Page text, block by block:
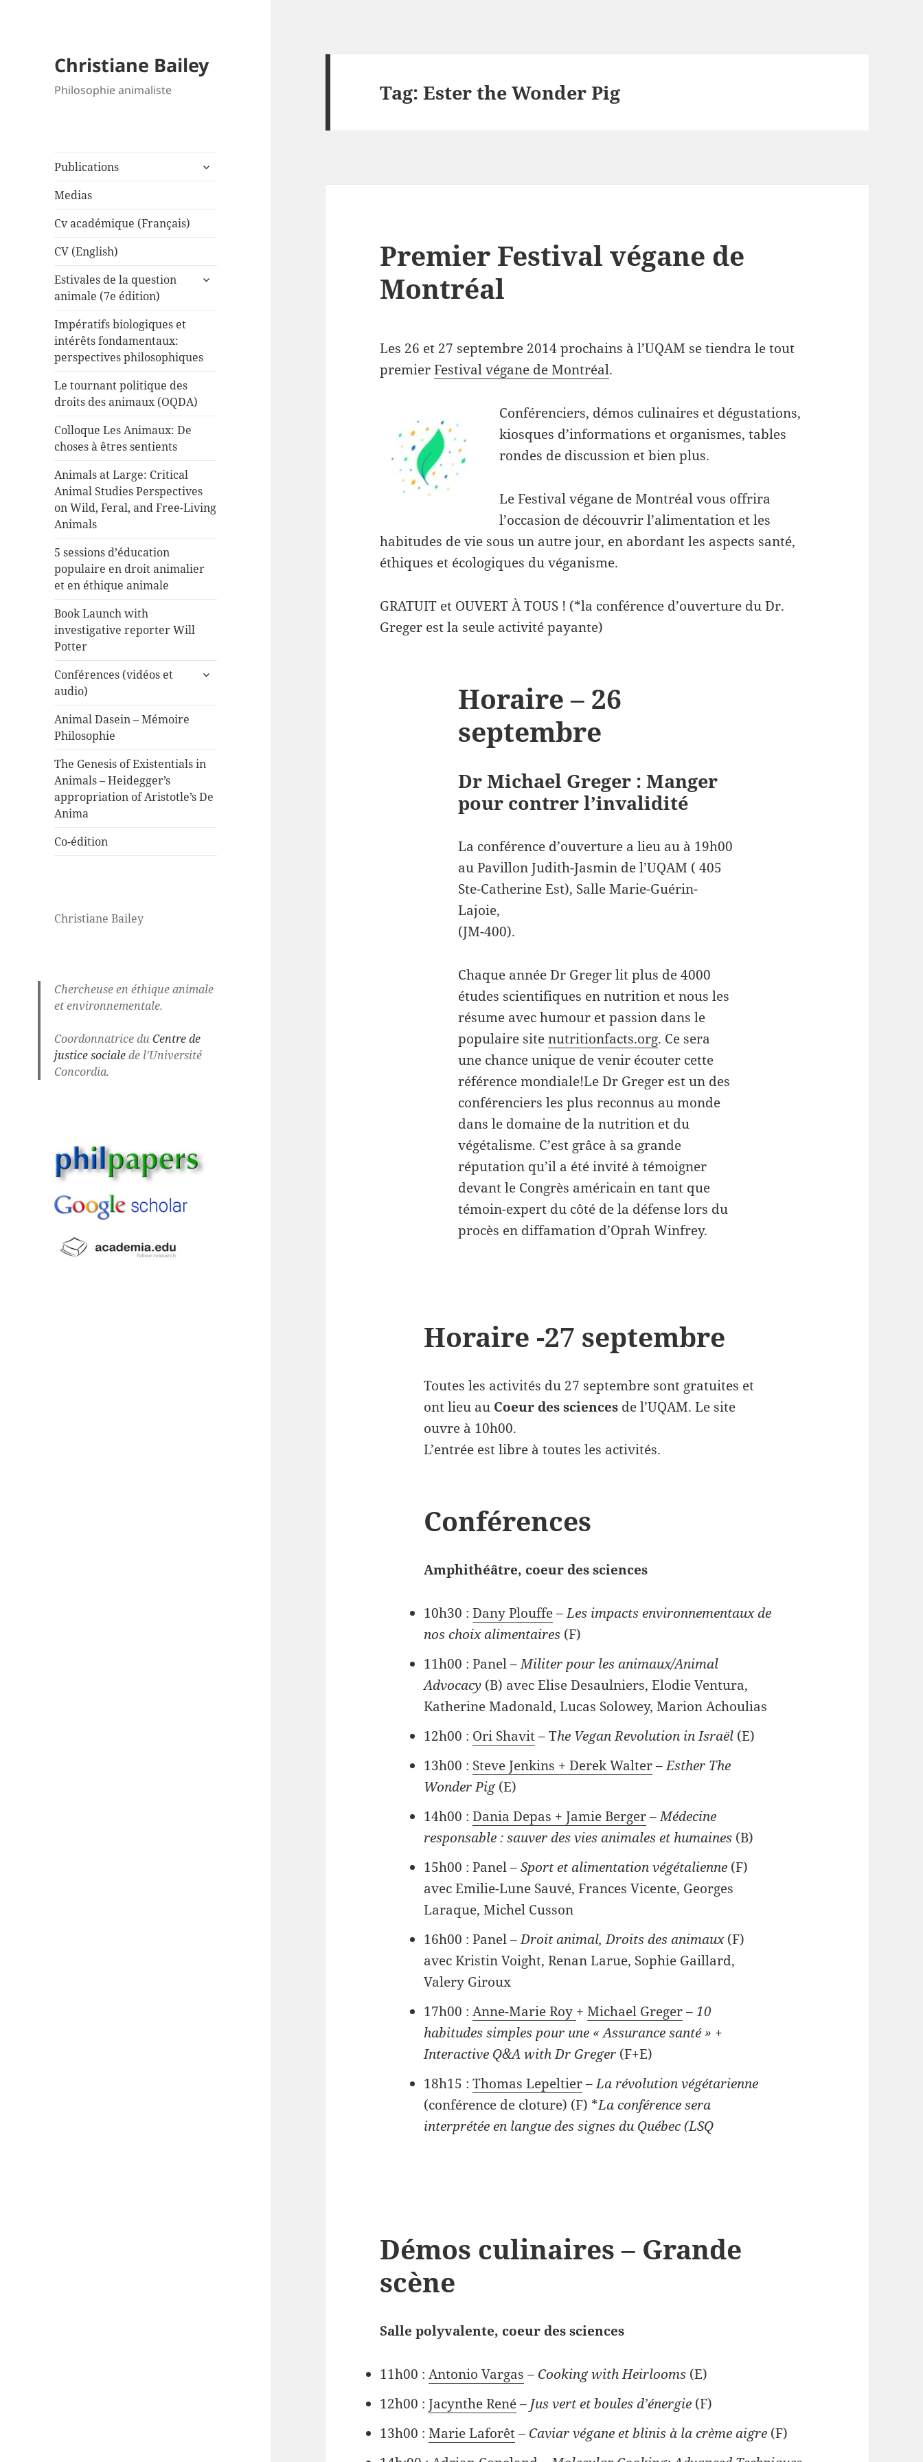
Christiane Bailey
Philosophie animaliste
Publications
expand
Medias
Cv académique (Français)
CV (English)
Estivales de la question
animale (7e édition)
expand
Impératifs biologiques et
intérêts fondamentaux:
perspectives philosophiques
Le tournant politique des
droits des animaux (OQDA)
Colloque Les Animaux: De
choses à êtres sentients
Animals at Large: Critical
Animal Studies Perspectives
on Wild, Feral, and Free-Living
Animals
5 sessions d’éducation
populaire en droit animalier
et en éthique animale
Book Launch with
investigative reporter Will
Potter
Conférences (vidéos et
audio)
expand
Animal Dasein – Mémoire
Philosophie
The Genesis of Existentials in
Animals – Heidegger’s
appropriation of Aristotle’s De
Anima
Co-édition
Christiane Bailey
Chercheuse en éthique animale
et environnementale.
Coordonnatrice duCentre de
justice socialede l'Université
Concordia.
Tag:Ester the Wonder Pig
Premier Festival végane de
Montréal
Les 26 et 27 septembre 2014 prochains à l’UQAM se tiendra le tout
premierFestival végane de Montréal.
Conférenciers, démos culinaires et dégustations,
kiosques d’informations et organismes, tables
rondes de discussion et bien plus.
Le Festival végane de Montréal vous offrira
l’occasion de découvrir l’alimentation et les
habitudes de vie sous un autre jour, en abordant les aspects santé,
éthiques et écologiques du véganisme.
GRATUIT et OUVERT À TOUS ! (*la conférence d’ouverture du Dr.
Greger est la seule activité payante)
Horaire – 26
septembre
Dr Michael Greger : Manger
pour contrer l’invalidité
La conférence d’ouverture a lieu au à 19h00
au Pavillon Judith-Jasmin de l’UQAM ( 405
Ste-Catherine Est), Salle Marie-Guérin-
Lajoie,
(JM-400).
Chaque année Dr Greger lit plus de 4000
études scientifiques en nutrition et nous les
résume avec humour et passion dans le
populaire sitenutritionfacts.org. Ce sera
une chance unique de venir écouter cette
référence mondiale!Le Dr Greger est un des
conférenciers les plus reconnus au monde
dans le domaine de la nutrition et du
végétalisme. C’est grâce à sa grande
réputation qu’il a été invité à témoigner
devant le Congrès américain en tant que
témoin-expert du côté de la défense lors du
procès en diffamation d’Oprah Winfrey.
Horaire -27 septembre
Toutes les activités du 27 septembre sont gratuites et
ont lieu au Coeur des sciencesde l’UQAM. Le site
ouvre à 10h00.
L’entrée est libre à toutes les activités.
Conférences
Amphithéâtre, coeur des sciences
10h30 : Dany Plouffe–Les impacts environnementaux de
nos choix alimentaires(F)
11h00 : Panel –Militer pour les animaux/Animal
Advocacy(B) avec Elise Desaulniers, Elodie Ventura,
Katherine Madonald, Lucas Solowey, Marion Achoulias
12h00 : Ori Shavit– The Vegan Revolution in Israël(E)
13h00 : Steve Jenkins + Derek Walter–Esther The
Wonder Pig(E)
14h00 : Dania Depas + Jamie Berger–Médecine
responsable : sauver des vies animales et humaines(B)
15h00 : Panel –Sport et alimentation végétalienne(F)
avec Emilie-Lune Sauvé, Frances Vicente, Georges
Laraque, Michel Cusson
16h00 : Panel –Droit animal, Droits des animaux(F)
avec Kristin Voight, Renan Larue, Sophie Gaillard,
Valery Giroux
17h00 : Anne-Marie Roy + Michael Greger–10
habitudes simples pour une « Assurance santé » +
Interactive Q&A with Dr Greger(F+E)
18h15 : Thomas Lepeltier–La révolution végétarienne
(conférence de cloture) (F) *La conférence sera
interprétée en langue des signes du Québec (LSQ
Démos culinaires – Grande
scène
Salle polyvalente, coeur des sciences
11h00 :Antonio Vargas – Cooking with Heirlooms (E)
12h00 :Jacynthe René– Jus vert et boules d’énergie (F)
13h00 :Marie Laforêt– Caviar végane et blinis à la crème aigre (F)